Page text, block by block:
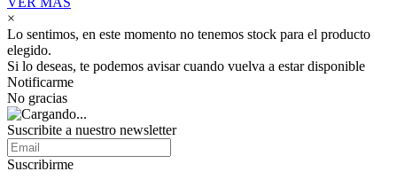
×
Lo sentimos, en este momento no tenemos stock para el producto
elegido.
Si lo deseas, te podemos avisar cuando vuelva a estar disponible
Notificarme
No gracias
Suscribite a nuestro newsletter
Suscribirme